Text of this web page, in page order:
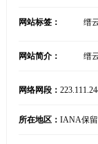
网站标签： 缙
网站简介： 缙
网络网段：
所在地区： IANA保